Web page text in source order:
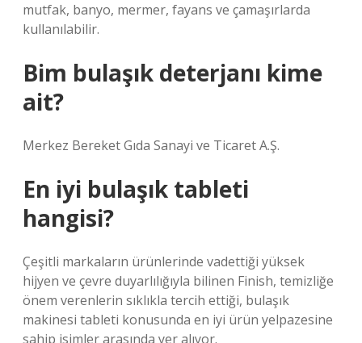
mutfak, banyo, mermer, fayans ve çamaşırlarda
kullanılabilir.
Bim bulaşık deterjanı kime
ait?
Merkez Bereket Gıda Sanayi ve Ticaret A.Ş.
En iyi bulaşık tableti
hangisi?
Çeşitli markaların ürünlerinde vadettiği yüksek
hijyen ve çevre duyarlılığıyla bilinen Finish, temizliğe
önem verenlerin sıklıkla tercih ettiği, bulaşık
makinesi tableti konusunda en iyi ürün yelpazesine
sahip isimler arasında yer alıyor.